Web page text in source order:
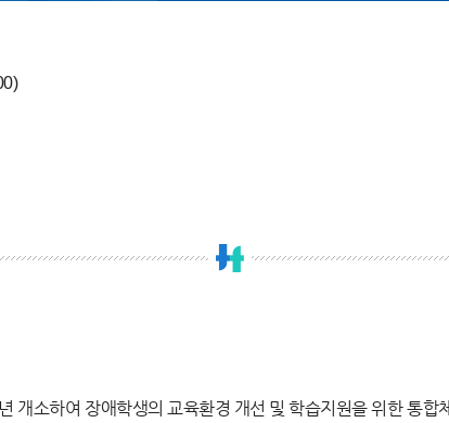
개소하여 장애학생의 교육환경 개선 및 학습지원을 위한 통합